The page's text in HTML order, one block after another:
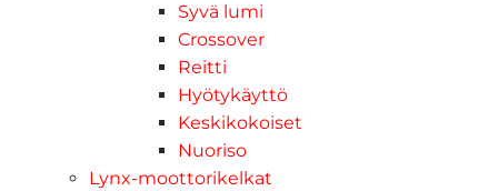
Syvä lumi
Crossover
Reitti
Hyötykäyttö
Keskikokoiset
Nuoriso
Lynx-moottorikelkat